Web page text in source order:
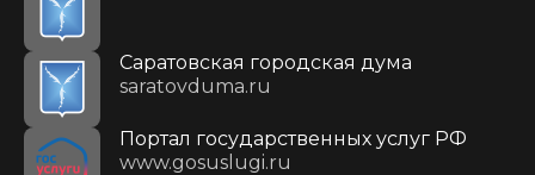
Саратовская городская дума
saratovduma.ru
Портал государственных услуг РФ
www.gosuslugi.ru